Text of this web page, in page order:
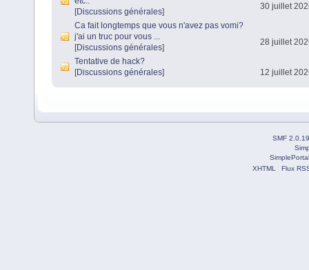
[Discussions générales]
30 juillet
Ca fait longtemps que vous n'avez pas vomi?
j'ai un truc pour vous ...
[Discussions générales]
28 juillet
Tentative de hack?
[Discussions générales] 12 juillet
SMF 2.0.19
XHTML
Flux